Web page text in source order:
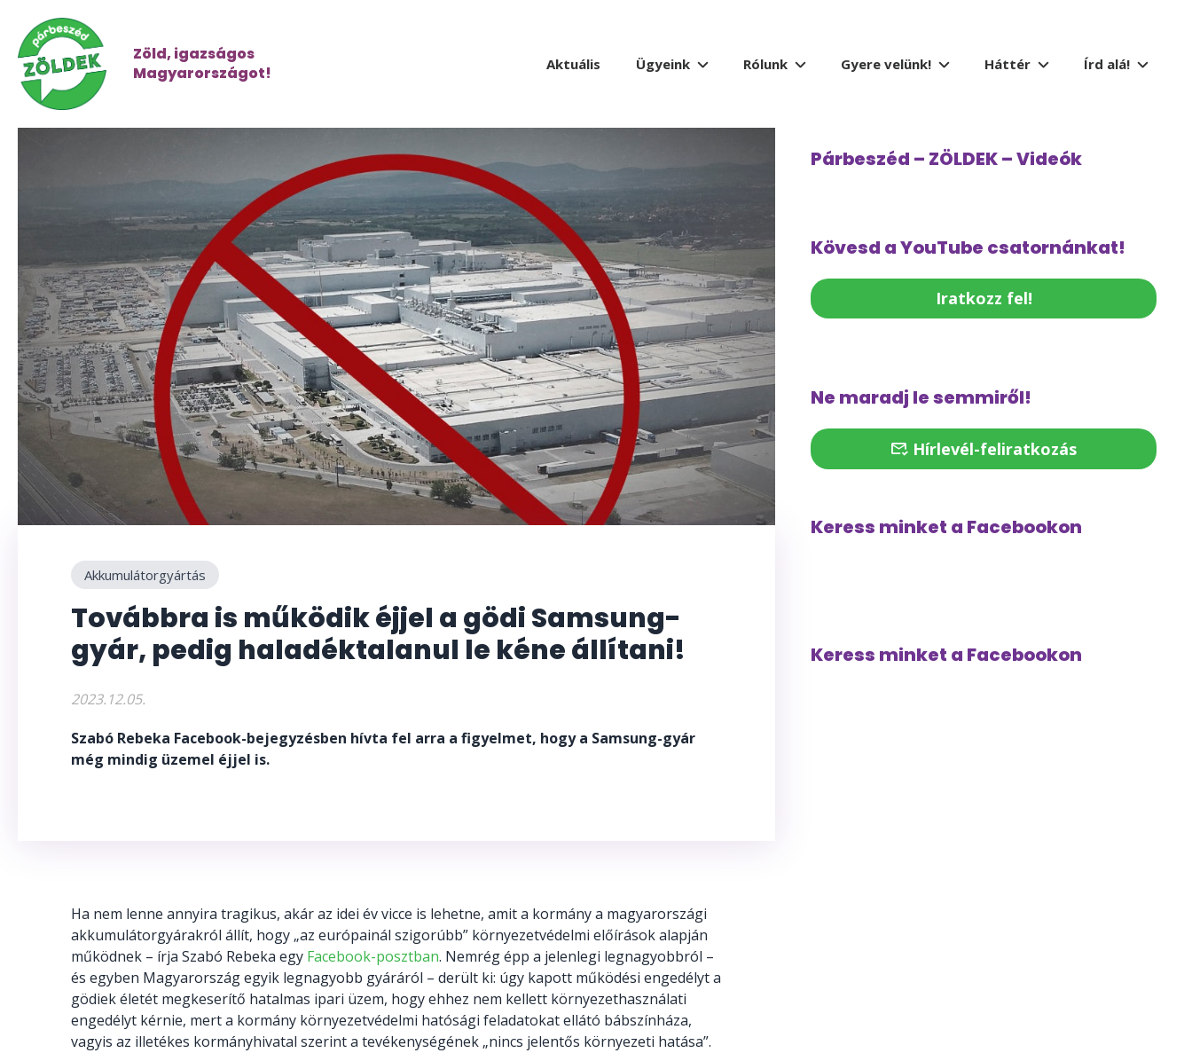
Zöld, igazságos
Magyarországot!
Aktuális Ügyeink Rólunk Gyere velünk! Háttér Írd alá!
Akkumulátorgyártás
Továbbra is működik éjjel a gödi Samsung-
gyár, pedig haladéktalanul le kéne állítani!
2023.12.05.
Szabó Rebeka Facebook-bejegyzésben hívta fel arra a figyelmet, hogy a Samsung-gyár
még mindig üzemel éjjel is.
Ha nem lenne annyira tragikus, akár az idei év vicce is lehetne, amit a kormány a magyarországi
akkumulátorgyárakról állít, hogy „az európainál szigorúbb” környezetvédelmi előírások alapján
működnek – írja Szabó Rebeka egy Facebook-posztban. Nemrég épp a jelenlegi legnagyobbról –
és egyben Magyarország egyik legnagyobb gyáráról – derült ki: úgy kapott működési engedélyt a
gödiek életét megkeserítő hatalmas ipari üzem, hogy ehhez nem kellett környezethasználati
engedélyt kérnie, mert a kormány környezetvédelmi hatósági feladatokat ellátó bábszínháza,
vagyis az illetékes kormányhivatal szerint a tevékenységének „nincs jelentős környezeti hatása”.
Párbeszéd – ZÖLDEK – Videók
Kövesd a YouTube csatornánkat!
Iratkozz fel!
Ne maradj le semmiről!
Hírlevél-feliratkozás
Keress minket a Facebookon
Keress minket a Facebookon